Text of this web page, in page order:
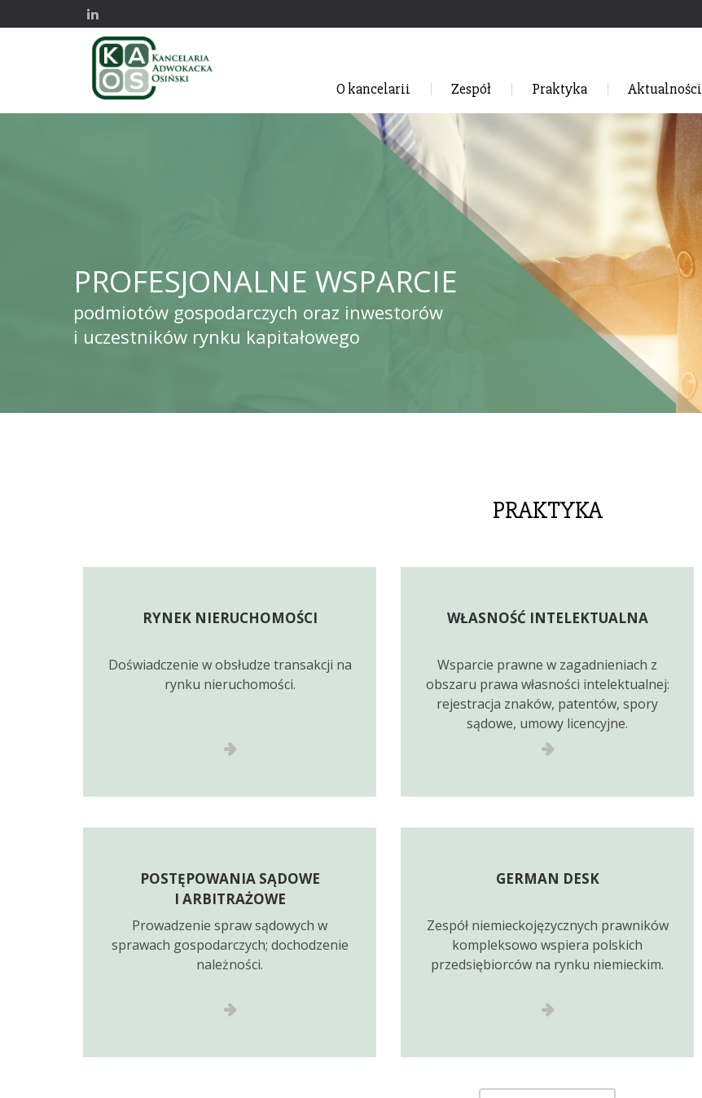
O kancelarii Zespół Praktyka Aktualności
PROFESJONALNE WSPARCIE
podmiotów gospodarczych oraz inwestorów
i uczestników rynku kapitałowego
PRAKTYKA
RYNEK NIERUCHOMOŚCI
Doświadczenie w obsłudze transakcji na
rynku nieruchomości.
WŁASNOŚĆ INTELEKTUALNA
Wsparcie prawne w zagadnieniach z
obszaru prawa własności intelektualnej:
rejestracja znaków, patentów, spory
sądowe, umowy licencyjne.
POSTĘPOWANIA SĄDOWE
I ARBITRAŻOWE
Prowadzenie spraw sądowych w
sprawach gospodarczych; dochodzenie
należności.
GERMAN DESK
Zespół niemieckojęzycznych prawników
kompleksowo wspiera polskich
przedsiębiorców na rynku niemieckim.